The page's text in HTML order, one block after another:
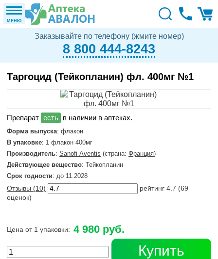
МЕНЮ
Заказывайте по телефону (жмите номер)
8 800 444-8243
Таргоцид (Тейкопланин) фл. 400мг №1
в наличии в аптеках.
Форма выпуска: флакон
В упаковке: 1 флакон 400мг
Производитель: Sanofi-Aventis (страна: Франция)
Действующее вещество: Тейкопланин
Срок годности: до 11.2028
Отзывы (10) рейтинг 4.7 (69
оценок)
Цена от 1 упаковки: 4 980 руб.
Купить